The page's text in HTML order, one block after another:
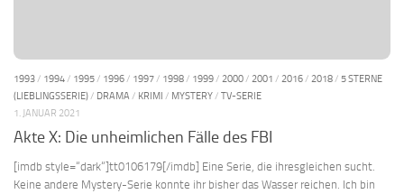
1993/ 1994/ 1995/ 1996/ 1997/ 1998/ 1999/ 2000/ 2001 / 2016/ 2018/ 5 STERNE
(LIEBLINGSSERIE)/ DRAMA / KRIMI / MYSTERY/ TV-SERIE
1. JANUAR 2021
Akte X: Die unheimlichen Fälle des FBI
[imdb style=“dark“]tt0106179[/imdb] Eine Serie, die ihresgleichen sucht.
Keine andere Mystery-Serie konnte ihr bisher das Wasser reichen. Ich bin